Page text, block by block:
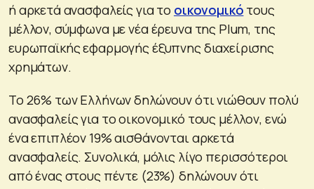
ή αρκετά ανασφαλείς για το οικονομικό τους
μέλλον, σύμφωνα με νέα έρευνα της Plum, της
ευρωπαϊκής εφαρμογής έξυπνης διαχείρισης
χρημάτων.
Το 26% των Ελλήνων δηλώνουν ότι νιώθουν πολύ
ανασφαλείς για το οικονομικό τους μέλλον, ενώ
ένα επιπλέον 19% αισθάνονται αρκετά
ανασφαλείς. Συνολικά, μόλις λίγο περισσότεροι
από ένας στους πέντε (23%) δηλώνουν ότι